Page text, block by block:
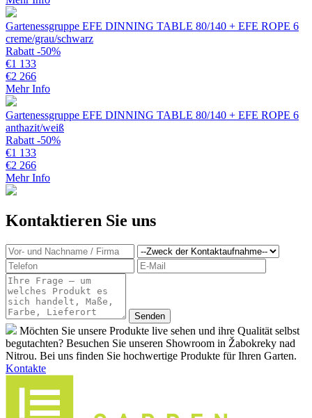
Gartenessgruppe EFE DINNING TABLE 80/140 + EFE ROPE 6
creme/grau/schwarz
Rabatt -50%
€1 133
€2 266
Mehr Info
Gartenessgruppe EFE DINNING TABLE 80/140 + EFE ROPE 6
anthazit/weiß
Rabatt -50%
€1 133
€2 266
Mehr Info
Kontaktieren Sie uns
Möchten Sie unsere Produkte live sehen und ihre Qualität selbst
begutachten? Besuchen Sie unseren Showroom in Žabokreky nad
Nitrou. Bei uns finden Sie hochwertige Produkte für Ihren Garten.
Kontakte